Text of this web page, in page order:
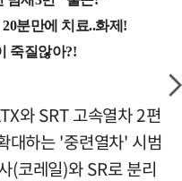
와 SRT 고속열차 2편
대하는 '중련열차' 시범
(코레일)와 SR로 분리